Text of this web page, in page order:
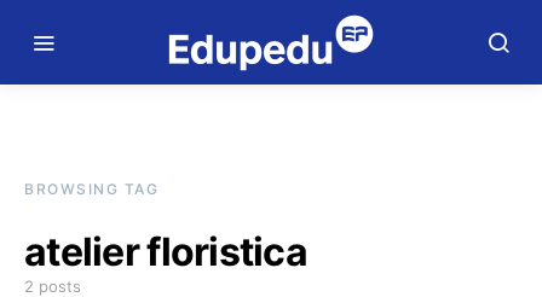
BROWSING TAG
atelier floristica
2 posts